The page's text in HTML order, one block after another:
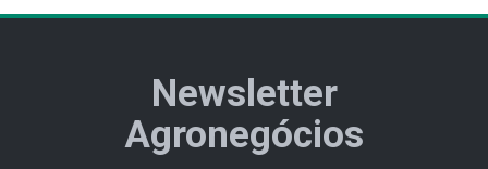
Newsletter
Agronegócios